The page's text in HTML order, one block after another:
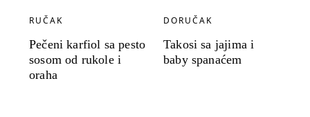
RUČAK
Pečeni karfiol sa pesto
sosom od rukole i
oraha
DORUČAK
Takosi sa jajima i
baby spanaćem